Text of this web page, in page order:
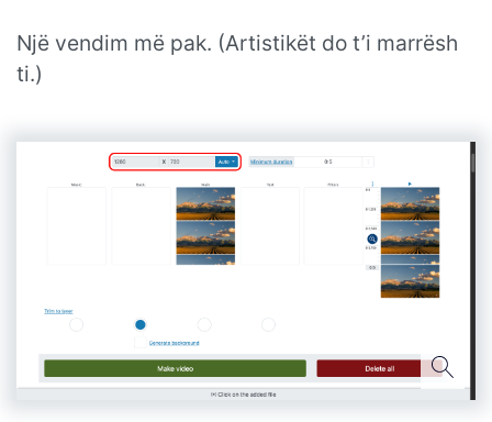
Një vendim më pak. (Artistikët do t’i marrësh
ti.)